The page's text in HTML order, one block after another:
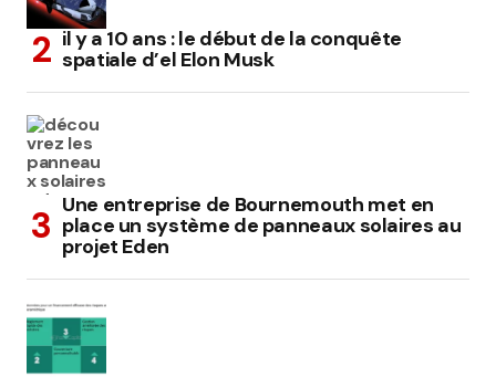
il y a 10 ans : le début de la conquête
spatiale d’el Elon Musk
Une entreprise de Bournemouth met en
place un système de panneaux solaires au
projet Eden